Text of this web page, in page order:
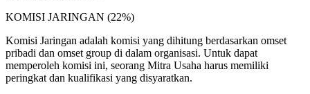
KOMISI JARINGAN (22%)
Komisi Jaringan adalah komisi yang dihitung berdasarkan omset
pribadi dan omset group di dalam organisasi. Untuk dapat
memperoleh komisi ini, seorang Mitra Usaha harus memiliki
peringkat dan kualifikasi yang disyaratkan.